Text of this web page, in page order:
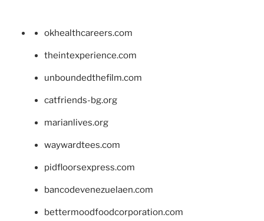
okhealthcareers.com
theintexperience.com
unboundedthefilm.com
catfriends-bg.org
marianlives.org
waywardtees.com
pidfloorsexpress.com
bancodevenezuelaen.com
bettermoodfoodcorporation.com